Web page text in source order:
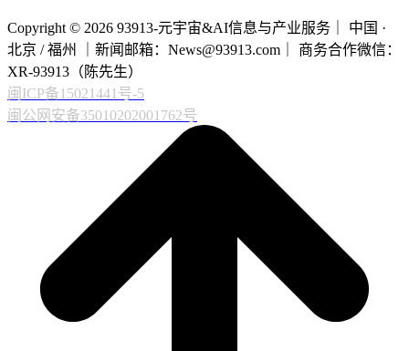
Copyright © 2026 93913-元宇宙&AI信息与产业服务｜ 中国 ·
北京 / 福州 ｜新闻邮箱：News@93913.com｜ 商务合作微信：
XR-93913（陈先生）
闽ICP备15021441号-5
闽公网安备35010202001762号